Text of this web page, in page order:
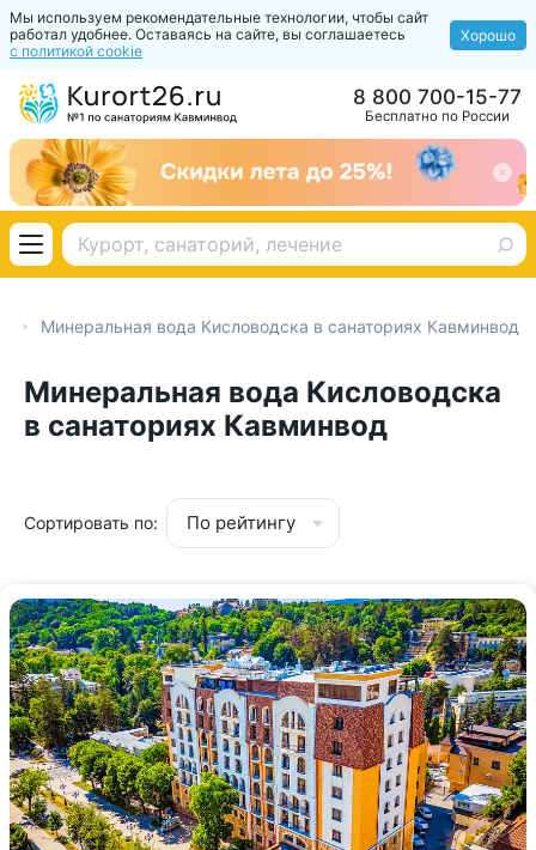
Мы используем рекомендательные технологии, чтобы сайт
работал удобнее. Оставаясь на сайте, вы соглашаетесь
с политикой cookie
Хорошо
Бесплатно по России
8 800 700-15-77
Минеральная вода Кисловодска в санаториях Кавминвод
Минеральная вода Кисловодска
в санаториях Кавминвод
Сортировать по: По рейтингу